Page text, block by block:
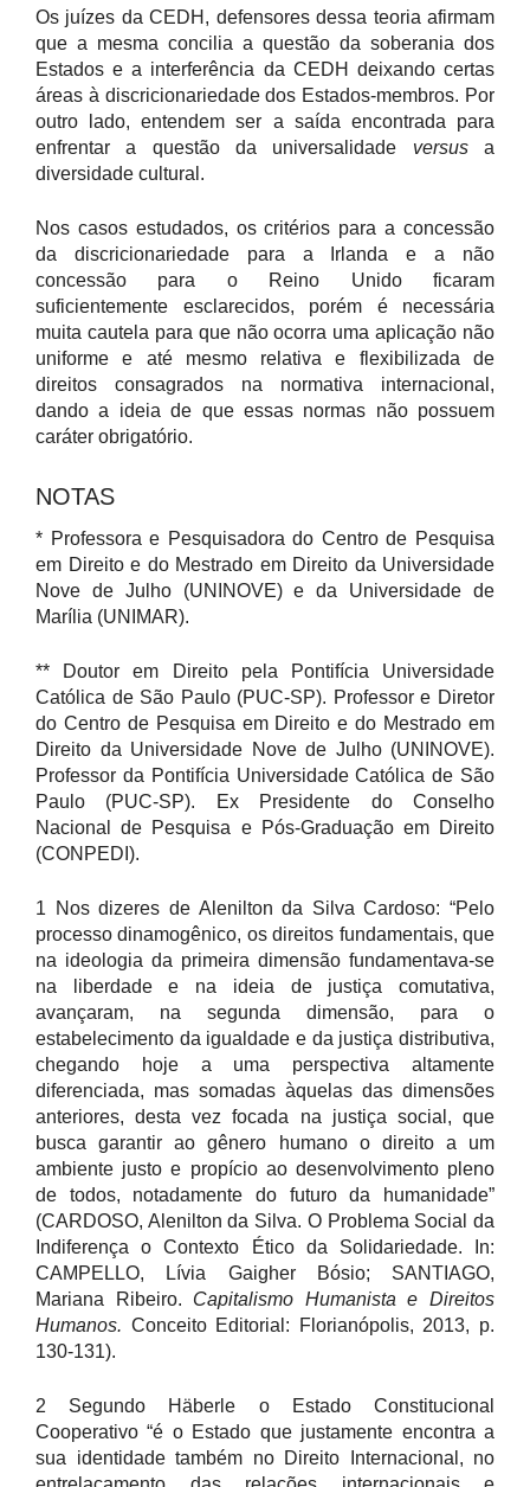
Os juízes da CEDH, defensores dessa teoria afirmam
que a mesma concilia a questão da soberania dos
Estados e a interferência da CEDH deixando certas
áreas à discricionariedade dos Estados-membros. Por
outro lado, entendem ser a saída encontrada para
enfrentar a questão da universalidade versusa
diversidade cultural.
Nos casos estudados, os critérios para a concessão
da discricionariedade para a Irlanda e a não
concessão para o Reino Unido ficaram
suficientemente esclarecidos, porém é necessária
muita cautela para que não ocorra uma aplicação não
uniforme e até mesmo relativa e flexibilizada de
direitos consagrados na normativa internacional,
dando a ideia de que essas normas não possuem
caráter obrigatório.
NOTAS
* Professora e Pesquisadora do Centro de Pesquisa
em Direito e do Mestrado em Direito da Universidade
Nove de Julho (UNINOVE) e da Universidade de
Marília (UNIMAR).
** Doutor em Direito pela Pontifícia Universidade
Católica de São Paulo (PUC-SP). Professor e Diretor
do Centro de Pesquisa em Direito e do Mestrado em
Direito da Universidade Nove de Julho (UNINOVE).
Professor da Pontifícia Universidade Católica de São
Paulo (PUC-SP). Ex Presidente do Conselho
Nacional de Pesquisa e Pós-Graduação em Direito
(CONPEDI).
1 Nos dizeres de Alenilton da Silva Cardoso: “Pelo
processo dinamogênico, os direitos fundamentais, que
na ideologia da primeira dimensão fundamentava-se
na liberdade e na ideia de justiça comutativa,
avançaram, na segunda dimensão, para o
estabelecimento da igualdade e da justiça distributiva,
chegando hoje a uma perspectiva altamente
diferenciada, mas somadas àquelas das dimensões
anteriores, desta vez focada na justiça social, que
busca garantir ao gênero humano o direito a um
ambiente justo e propício ao desenvolvimento pleno
de todos, notadamente do futuro da humanidade”
(CARDOSO, Alenilton da Silva. O Problema Social da
Indiferença o Contexto Ético da Solidariedade. In:
CAMPELLO, Lívia Gaigher Bósio; SANTIAGO,
Mariana Ribeiro. Capitalismo Humanista e Direitos
Humanos. Conceito Editorial: Florianópolis, 2013, p.
130-131).
2 Segundo Häberle o Estado Constitucional
Cooperativo “é o Estado que justamente encontra a
sua identidade também no Direito Internacional, no